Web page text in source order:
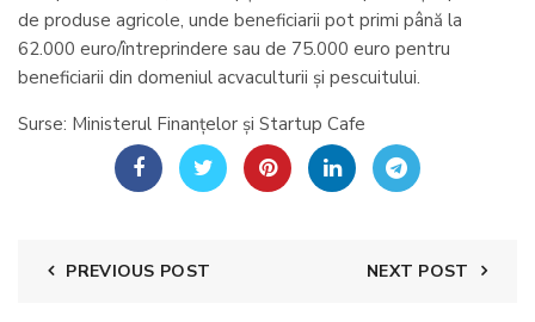
de produse agricole, unde beneficiarii pot primi până la
62.000 euro/întreprindere sau de 75.000 euro pentru
beneficiarii din domeniul acvaculturii și pescuitului.
Surse: Ministerul Finanțelor și Startup Cafe
PREVIOUS POST NEXT POST